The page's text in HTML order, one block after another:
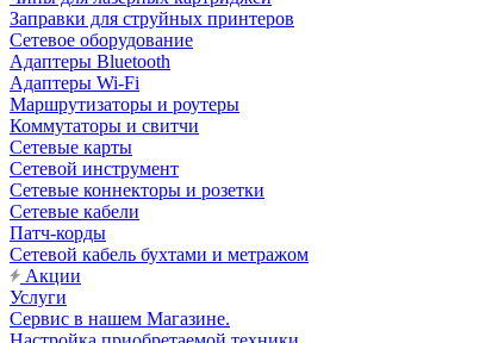
Заправки для струйных принтеров
Сетевое оборудование
Адаптеры Bluetooth
Адаптеры Wi-Fi
Маршрутизаторы и роутеры
Коммутаторы и свитчи
Сетевые карты
Сетевой инструмент
Сетевые коннекторы и розетки
Сетевые кабели
Патч-корды
Сетевой кабель бухтами и метражом
Акции
Услуги
Сервис в нашем Магазине.